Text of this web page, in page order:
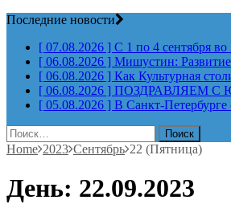
Последние новости
[ 07.08.2026 ] С 1 по 4 сентября
[ 06.08.2026 ] Мишустин: Развитие
[ 06.08.2026 ] Как Культурная
[ 06.08.2026 ] ПОЗДРАВЛЯЕМ С
[ 05.08.2026 ] В Санкт-Петербурге
Найти:
Home 2023 Сентябрь 22 (Пятница)
День: 22.09.2023